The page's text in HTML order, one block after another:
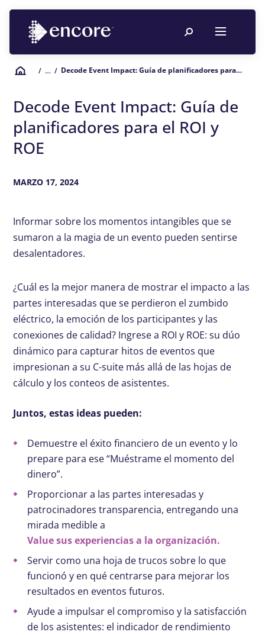
/ … / Decode Event Impact: Guía de planificadores para el ROI y ROE
Decode Event Impact: Guía de
planificadores para el ROI y
ROE
MARZO 17, 2024
Informar sobre los momentos intangibles que se
sumaron a la magia de un evento pueden sentirse
desalentadores.
¿Cuál es la mejor manera de mostrar el impacto a las
partes interesadas que se perdieron el zumbido
eléctrico, la emoción de los participantes y las
conexiones de calidad? Ingrese a ROI y ROE: su dúo
dinámico para capturar hitos de eventos que
impresionan a su C-suite más allá de las hojas de
cálculo y los conteos de asistentes.
Juntos, estas ideas pueden:
Demuestre el éxito financiero de un evento y lo
prepare para ese “Muéstrame el momento del
dinero”.
Proporcionar a las partes interesadas y
patrocinadores transparencia, entregando una
mirada medible a
Value sus experiencias a la organización.
Servir como una hoja de trucos sobre lo que
funcionó y en qué centrarse para mejorar los
resultados en eventos futuros.
Ayude a impulsar el compromiso y la satisfacción
de los asistentes: el indicador de rendimiento